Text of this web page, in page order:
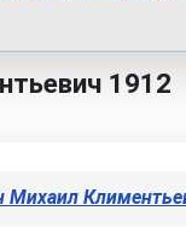
1912
Михаил